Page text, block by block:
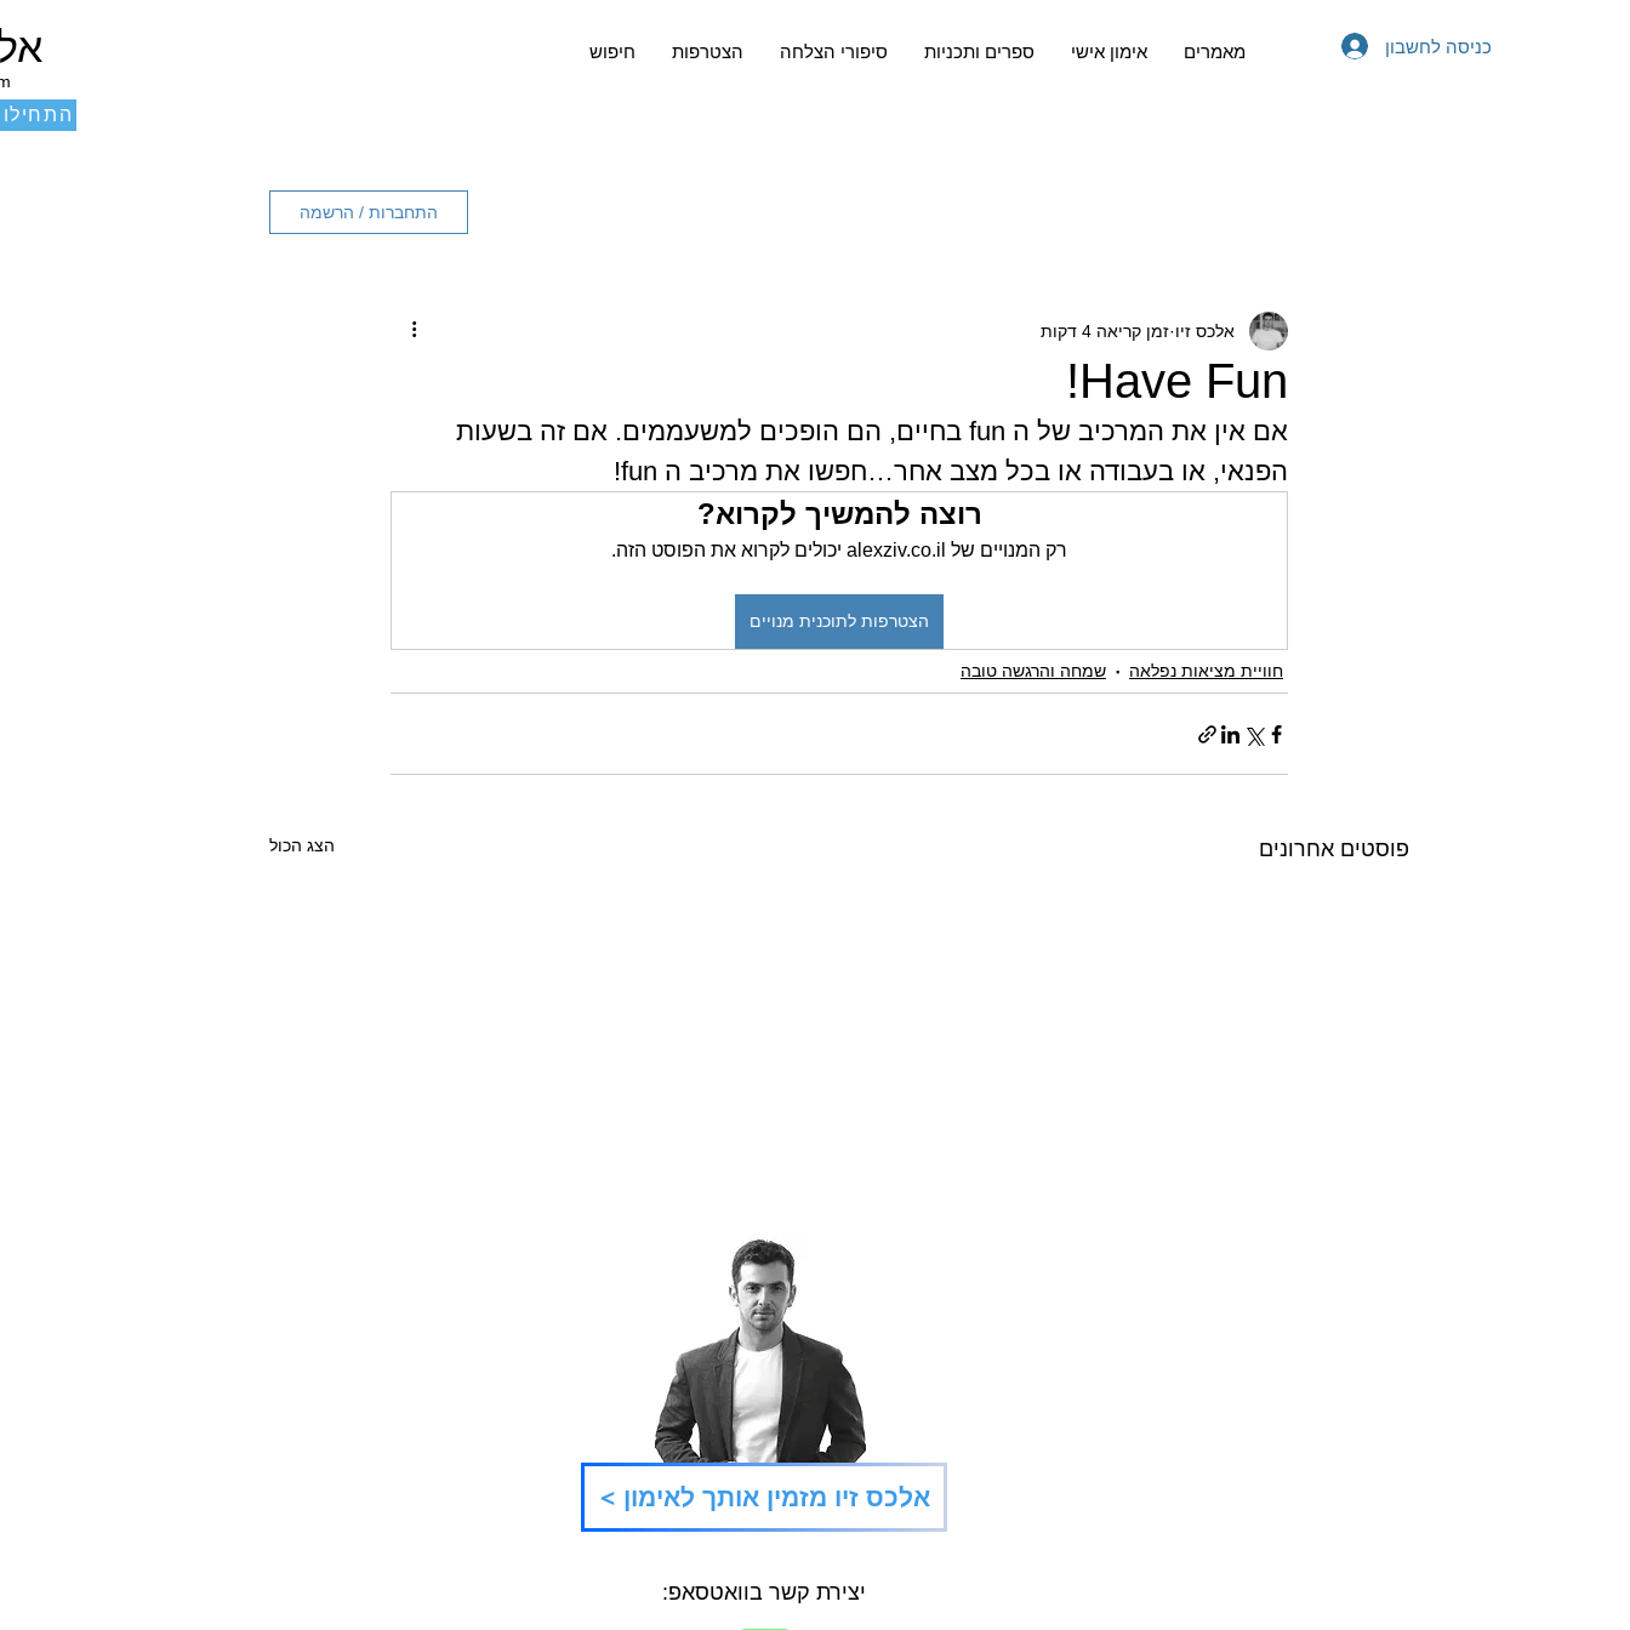
חיפוש הצטרפות סיפורי הצלחה ספרים ותכניות אימון אישי מאמרים כניסה לחשבון
התחילו
התחברות / הרשמה
Have Fun!
אלכס זיו זמן קריאה 4 דקות
אם אין את המרכיב של ה fun בחיים, הם הופכים למשעממים. אם זה בשעות
הפנאי, או בעבודה או בכל מצב אחר…חפשו את מרכיב ה fun!
רוצה להמשיך לקרוא?
רק המנויים של alexziv.co.il יכולים לקרוא את הפוסט הזה.
הצטרפות לתוכנית מנויים
חוויית מציאות נפלאה שמחה והרגשה טובה
פוסטים אחרונים הצג הכול
הבמאי של המציאות
< אלכס זיו מזמין אותך לאימון
יצירת קשר בוואטסאפ: